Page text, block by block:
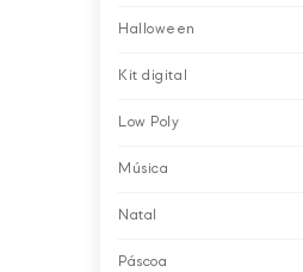
Halloween
Kit digital
Low Poly
Música
Natal
Páscoa